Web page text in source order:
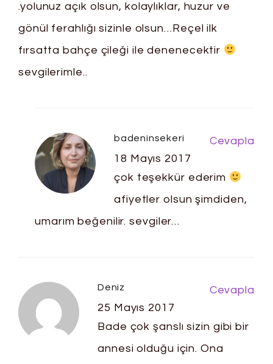
.yolunuz açık olsun, kolaylıklar, huzur ve
gönül ferahlığı sizinle olsun…Reçel ilk
fırsatta bahçe çileği ile denenecektir
sevgilerimle..
badeninsekeri
18 Mayıs 2017
çok teşekkür ederim
afiyetler olsun şimdiden,
umarım beğenilir. sevgiler…
Cevapla
Deniz
25 Mayıs 2017
Bade çok şanslı sizin gibi bir
annesi olduğu için. Ona
Cevapla